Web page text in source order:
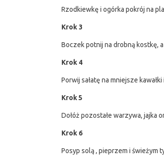
Rzodkiewkę i ogórka pokrój na
Krok 3
Boczek potnij na drobną kostkę,
Krok 4
Porwij sałatę na mniejsze
Krok 5
Dołóż pozostałe warzywa, jajka
Krok 6
Posyp solą , pieprzem i świeżym